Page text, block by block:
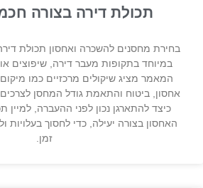
תכולת דירה בצורה
בחירת מחסנים להשכרה ואחסון תכולת
במיוחד בתקופות מעבר דירה, שיפוצים
המאמר מציג שיקולים מרכזיים כמו
אחסון, ביטוח והתאמת גודל המחסן
כיצד להתארגן נכון לפני ההעברה, למיין
האחסון בצורה יעילה, כדי לחסוך בעלויות
זמן.